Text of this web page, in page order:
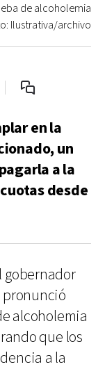
de alcoholemia
Ilustrativa/archivo
en la
un
a la
desde
gobernador
pronunció
alcoholemia
que los
a la